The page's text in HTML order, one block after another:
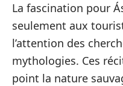
La fascination pour
seulement aux
l’attention des
mythologies. Ces
point la nature